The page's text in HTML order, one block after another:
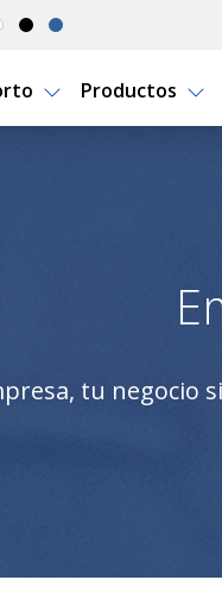
Productos
tu negocio